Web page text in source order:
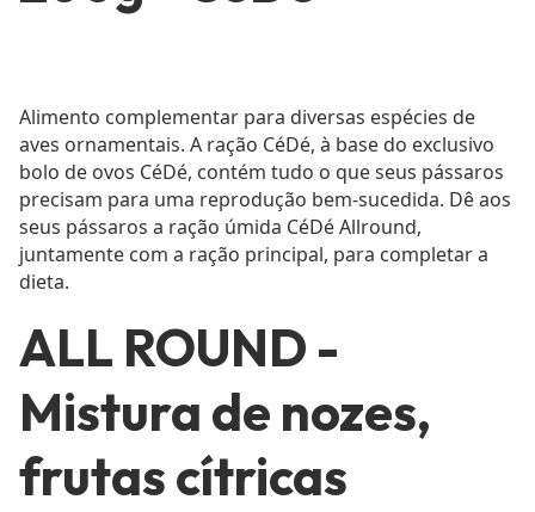
Alimento complementar para diversas espécies de
aves ornamentais. A ração CéDé, à base do exclusivo
bolo de ovos CéDé, contém tudo o que seus pássaros
precisam para uma reprodução bem-sucedida. Dê aos
seus pássaros a ração úmida CéDé Allround,
juntamente com a ração principal, para completar a
dieta.
ALL ROUND -
Mistura de nozes,
frutas cítricas